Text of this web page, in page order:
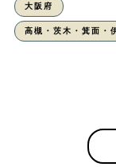
大阪府
高槻・茨木・箕面・